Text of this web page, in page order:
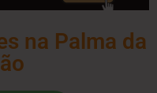
na Palma da